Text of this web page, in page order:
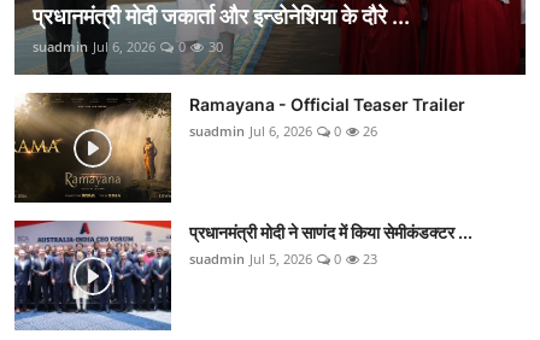
प्रधानमंत्री मोदी जकार्ता और इन्डोनेशिया के दौरे ...
suadmin Jul 6, 2026 0 30
Ramayana - Official Teaser Trailer
suadmin Jul 6, 2026 0 26
प्रधानमंत्री मोदी ने साणंद में किया सेमीकंडक्टर ...
suadmin Jul 5, 2026 0 23